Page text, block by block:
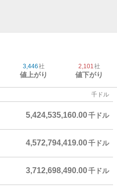
3,446社
値上がり
2,101社
値下がり
千ドル
5,424,535,160.00千ドル
4,572,794,419.00千ドル
3,712,698,490.00千ドル